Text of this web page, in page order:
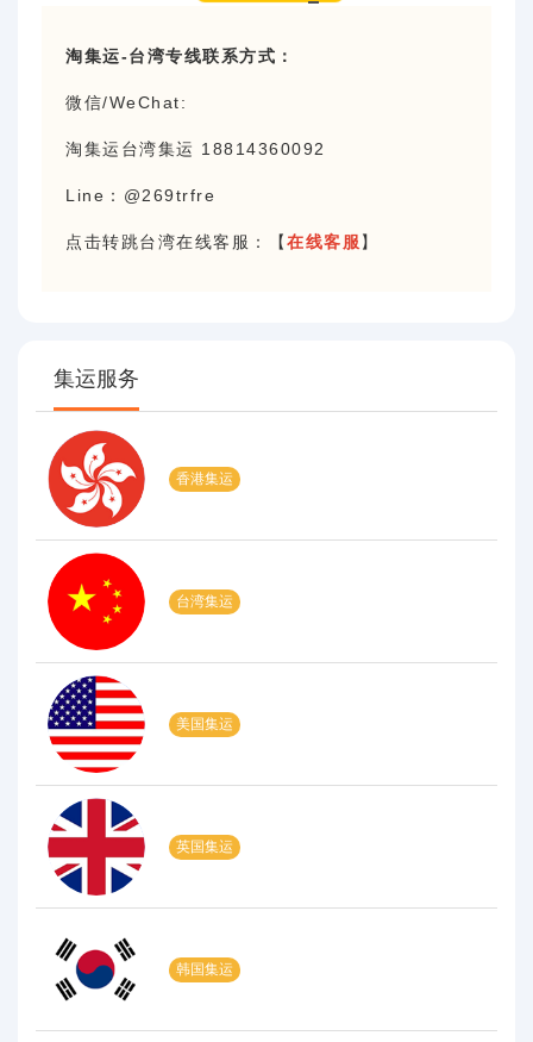
淘集运-台湾专线联系方式：
微信/WeChat:
淘集运台湾集运 18814360092
Line：@269trfre
点击转跳台湾在线客服： 【在线客服】
集运服务
香港集运
台湾集运
美国集运
英国集运
韩国集运